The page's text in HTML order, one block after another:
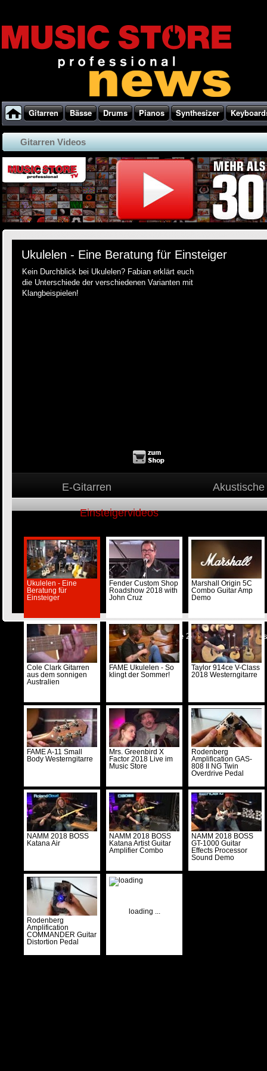
Gitarren Bässe Drums Pianos Synthesizer
Gitarren Videos
Ukulelen - Eine Beratung für Einsteiger
Kein Durchblick bei Ukulelen? Fabian erklärt euch
die Unterschiede der verschiedenen Varianten mit
Klangbeispielen!
E-Gitarren
Einsteigervideos
Ukulelen - Eine
Beratung für
Einsteiger
Fender Custom Shop
Roadshow 2018 with
John Cruz
Marshall Origin 5C
Combo Guitar Amp
Demo
Cole Clark Gitarren
aus dem sonnigen
Australien
FAME Ukulelen - So
klingt der Sommer!
Taylor 914ce V-Class
2018 Westerngitarre
FAME A-11 Small
Body Westerngitarre
Mrs. Greenbird X
Factor 2018 Live im
Music Store
Rodenberg
Amplification GAS-
808 II NG Twin
Overdrive Pedal
NAMM 2018 BOSS
Katana Air
NAMM 2018 BOSS
Katana Artist Guitar
Amplifier Combo
NAMM 2018 BOSS
GT-1000 Guitar
Effects Processor
Sound Demo
Rodenberg
Amplification
COMMANDER Guitar
Distortion Pedal
loading ...
© Musicstore 2026 -Kontakt -